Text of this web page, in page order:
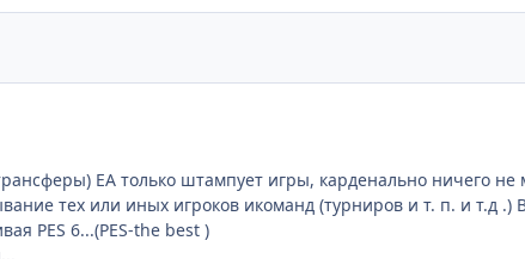
EA только штампует игры, карденально ничего не
тех или иных игроков икоманд (турниров и т. п. и т.д .)
PES 6...(PES-the best )